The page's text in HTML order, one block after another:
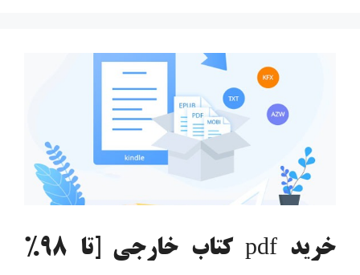
خرید pdf کتاب خارجی [تا 98%